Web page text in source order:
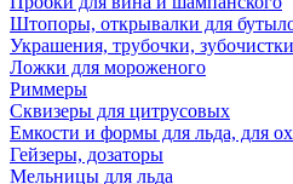
Штопоры, открывалки для
Украшения, трубочки, зубочистки
Ложки для мороженого
Риммеры
Сквизеры для цитрусовых
Емкости и формы для льда, для
Гейзеры, дозаторы
Мельницы для льда